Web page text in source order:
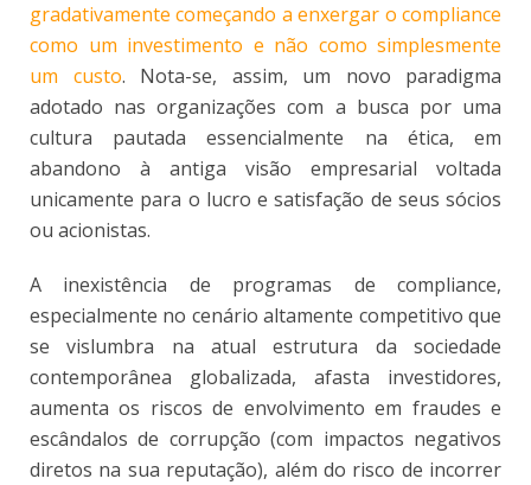
gradativamente começando a enxergar o compliance
como um investimento e não como simplesmente
um custo. Nota-se, assim, um novo paradigma
adotado nas organizações com a busca por uma
cultura pautada essencialmente na ética, em
abandono à antiga visão empresarial voltada
unicamente para o lucro e satisfação de seus sócios
ou acionistas.
A inexistência de programas de compliance,
especialmente no cenário altamente competitivo que
se vislumbra na atual estrutura da sociedade
contemporânea globalizada, afasta investidores,
aumenta os riscos de envolvimento em fraudes e
escândalos de corrupção (com impactos negativos
diretos na sua reputação), além do risco de incorrer